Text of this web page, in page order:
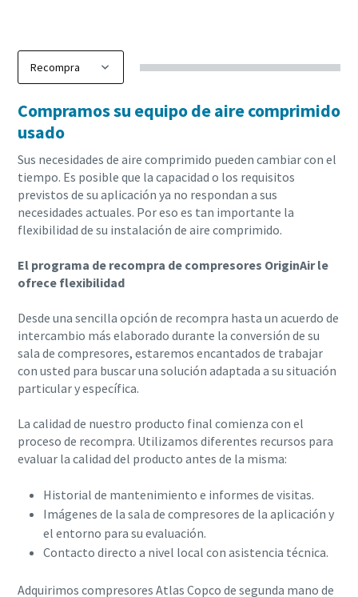
Compramos su equipo de aire comprimido
usado
Sus necesidades de aire comprimido pueden cambiar con el
tiempo. Es posible que la capacidad o los requisitos
previstos de su aplicación ya no respondan a sus
necesidades actuales. Por eso es tan importante la
flexibilidad de su instalación de aire comprimido.
El programa de recompra de compresores OriginAir le
ofrece flexibilidad
Desde una sencilla opción de recompra hasta un acuerdo de
intercambio más elaborado durante la conversión de su
sala de compresores, estaremos encantados de trabajar
con usted para buscar una solución adaptada a su situación
particular y específica.
La calidad de nuestro producto final comienza con el
proceso de recompra. Utilizamos diferentes recursos para
evaluar la calidad del producto antes de la misma:
Historial de mantenimiento e informes de visitas.
Imágenes de la sala de compresores de la aplicación y
el entorno para su evaluación.
Contacto directo a nivel local con asistencia técnica.
Adquirimos compresores Atlas Copco de segunda mano de